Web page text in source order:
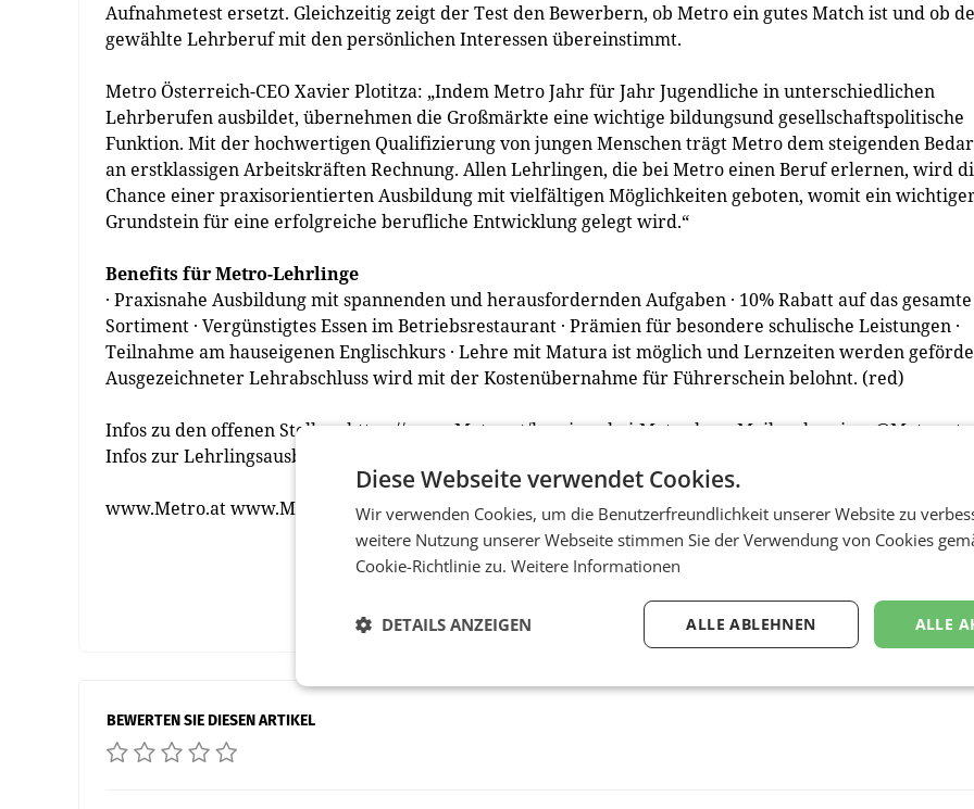
Aufnahmetest ersetzt. Gleichzeitig zeigt der Test den Bewerbern, ob Metro ein gutes Match ist und ob
gewählte Lehrberuf mit den persönlichen Interessen übereinstimmt.
Metro Österreich-CEO Xavier Plotitza: „Indem Metro Jahr für Jahr Jugendliche in unterschiedlichen
Lehrberufen ausbildet, übernehmen die Großmärkte eine wichtige bildungs­und gesellschaftspolitische
Funktion. Mit der hochwertigen Qualifizierung von jungen Menschen trägt Metro dem steigenden
an erstklassigen Arbeitskräften Rechnung. Allen Lehrlingen, die bei Metro einen Beruf erlernen, wird
Chance einer praxisorientierten Ausbildung mit vielfältigen Möglichkeiten geboten, womit ein
Grundstein für eine erfolgreiche berufliche Entwicklung gelegt wird.“
Benefits für Metro-Lehrlinge
· Praxisnahe Ausbildung mit spannenden und herausfordernden Aufgaben · 10% Rabatt auf das gesamte
Sortiment · Vergünstigtes Essen im Betriebsrestaurant · Prämien für besondere schulische Leistungen ·
Teilnahme am hauseigenen Englischkurs · Lehre mit Matura ist möglich und Lernzeiten werden
Ausgezeichneter Lehrabschluss wird mit der Kostenübernahme für Führerschein belohnt. (red)
Infos zu den offenen Stellen: https://www.Metro.at/karriere-bei-Metro bzw. Mail ankarriere@Metro.at
Infos zur Lehrlingsausbildung: https://www.Metro.at/karriere-bei-Metro/lehre-bei-Metro
www.Metro.at www.Metroag.de
BEWERTEN SIE DIESEN ARTIKEL
Diese Webseite verwendet Cookies.
Wir verwenden Cookies, um die Benutzerfreundlichkeit unserer Website zu
weitere Nutzung unserer Webseite stimmen Sie der Verwendung von Cookies
Cookie-Richtlinie zu. Weitere Informationen
ALLE
ALLE ABLEHNEN
DETAILS ANZEIGEN